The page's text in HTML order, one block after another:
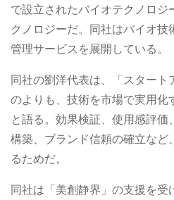
で設立されたバイオテクノロ
クノロジーだ。同社はバイオ
管理サービスを展開している。
同社の劉洋代表は、「スタート
のよりも、技術を市場で実用化
と語る。効果検証、使用感評
構築、ブランド信頼の確立など
るためだ。
同社は「美創静界」の支援を